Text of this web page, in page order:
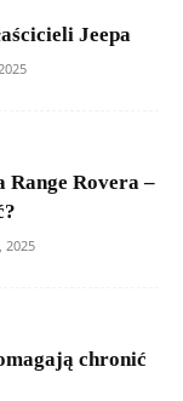
Jeepa
Range Rovera –
2025
chronić